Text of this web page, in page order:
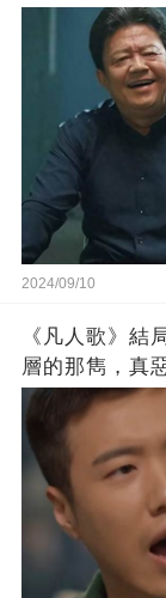
2024/09/10
《凡人歌》結
層的那雋，真